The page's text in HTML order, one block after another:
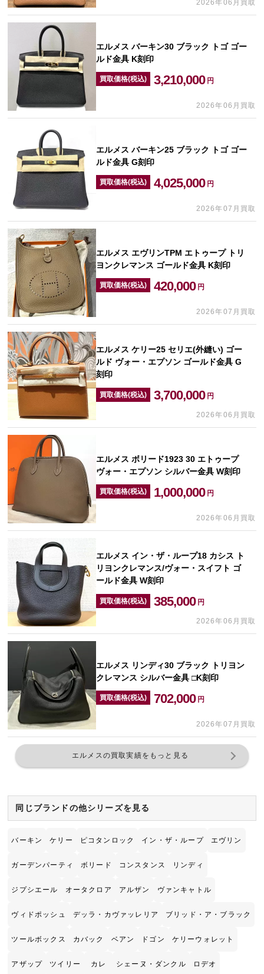
2026年06月買取
エルメス バーキン30 ブラック トゴ ゴー
ルド金具 K刻印
買取価格(税込) 3,210,000 円
2026年06月買取
エルメス バーキン25 ブラック トゴ ゴー
ルド金具 G刻印
買取価格(税込) 4,025,000 円
2026年07月買取
エルメス エヴリンTPM エトゥープ トリ
ヨンクレマンス ゴールド金具 K刻印
買取価格(税込) 420,000 円
2026年07月買取
エルメス ケリー25 セリエ(外縫い) ゴー
ルド ヴォー・エプソン ゴールド金具 G
刻印
買取価格(税込) 3,700,000 円
2026年06月買取
エルメス ボリード1923 30 エトゥープ
ヴォー・エプソン シルバー金具 W刻印
買取価格(税込) 1,000,000 円
2026年06月買取
エルメス イン・ザ・ループ18 カシス ト
リヨンクレマンス/ヴォー・スイフト ゴ
ールド金具 W刻印
買取価格(税込) 385,000 円
2026年06月買取
エルメス リンディ30 ブラック トリヨン
クレマンス シルバー金具 □K刻印
買取価格(税込) 702,000 円
2026年07月買取
エルメスの買取実績をもっと見る
同じブランドの他シリーズを見る
バーキン ケリー ピコタンロック イン・ザ・ループ エヴリン
ガーデンパーティ ボリード コンスタンス リンディ
ジプシエール オータクロア アルザン ヴァンキャトル
ヴィドポッシュ デッラ・カヴァッレリア ブリッド・ア・ブラック
ツールボックス カバック ベアン ドゴン ケリーウォレット
アザップ ツイリー カレ シェーヌ・ダンクル ロデオ